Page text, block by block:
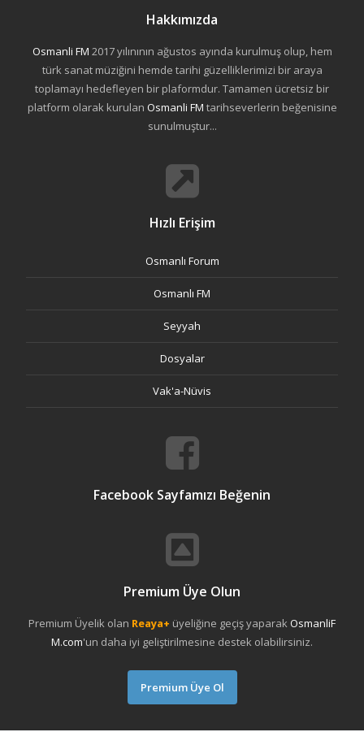
Hakkımızda
Osmanli FM 2017 yılınının ağustos ayında kurulmuş olup, hem
türk sanat müziğini hemde tarihi güzelliklerimizi bir araya
toplamayı hedefleyen bir plaformdur. Tamamen ücretsiz bir
platform olarak kurulan Osmanli FM tarihseverlerin beğenisine
sunulmuştur...
Hızlı Erişim
Osmanlı Forum
Osmanlı FM
Seyyah
Dosyalar
Vak'a-Nüvis
Facebook Sayfamızı Beğenin
Premium Üye Olun
Premium Üyelik olan Reaya+ üyeliğine geçiş yaparakOsmanliF
M.com'un daha iyi geliştirilmesine destek olabilirsiniz.
Premium Üye Ol